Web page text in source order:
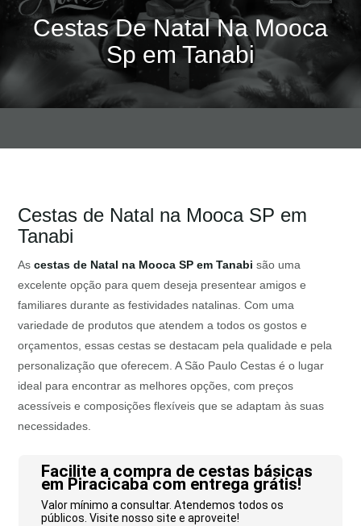
Cestas De Natal Na Mooca
Sp em Tanabi
Cestas de Natal na Mooca SP em
Tanabi
Ascestas de Natal na Mooca SP em Tanabi são uma
excelente opção para quem deseja presentear amigos e
familiares durante as festividades natalinas. Com uma
variedade de produtos que atendem a todos os gostos e
orçamentos, essas cestas se destacam pela qualidade e pela
personalização que oferecem. A São Paulo Cestas é o lugar
ideal para encontrar as melhores opções, com preços
acessíveis e composições flexíveis que se adaptam às suas
necessidades.
Facilite a compra de cestas básicas
em Piracicaba com entrega grátis!
Valor mínimo a consultar. Atendemos todos os
públicos. Visite nosso site e aproveite!